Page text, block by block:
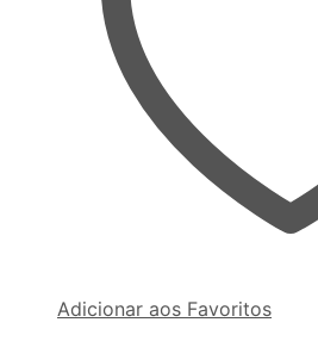
Adicionar aos Favoritos